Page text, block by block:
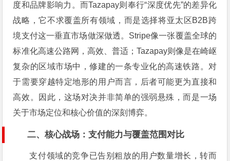
度和品牌影响力。而Tazapay则奉行“深度优先”的差异化
战略，它不求覆盖所有领域，而是选择将亚太区B2B跨
境支付这一垂直市场做深做透。Stripe像一张覆盖全球的
标准化高速公路网，高效、普适；Tazapay则像是在崎岖
复杂的区域市场中，修建的一条专业化的高速铁路。对
于需要穿越特定地形的用户而言，后者可能更为直接和
高效。因此，这场对决并非简单的强弱悬殊，而是一场
关于市场定位和核心价值的深刻博弈。
二、核心战场：支付能力与覆盖范围对比
支付领域的竞争已告别粗放的用户数量增长，转而